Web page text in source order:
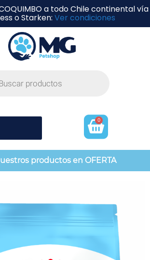
a todo Chile continental vía
o Starken: Ver condiciones
0
productos en OFERTA